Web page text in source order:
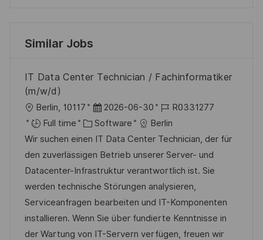
Similar Jobs
IT Data Center Technician / Fachinformatiker
(m/w/d)
L
o
c
a
t
i
o
n
Berlin, 10117
P
o
s
t
e
d
D
a
t
2026-06-30
J
o
b
I
d
R0331277
Full time
C
a
t
e
g
o
r
y
Software
Berlin
Wir suchen einen IT Data Center Technician, der für
den zuverlässigen Betrieb unserer Server- und
Datacenter-Infrastruktur verantwortlich ist. Sie
werden technische Störungen analysieren,
Serviceanfragen bearbeiten und IT-Komponenten
installieren. Wenn Sie über fundierte Kenntnisse in
der Wartung von IT-Servern verfügen, freuen wir